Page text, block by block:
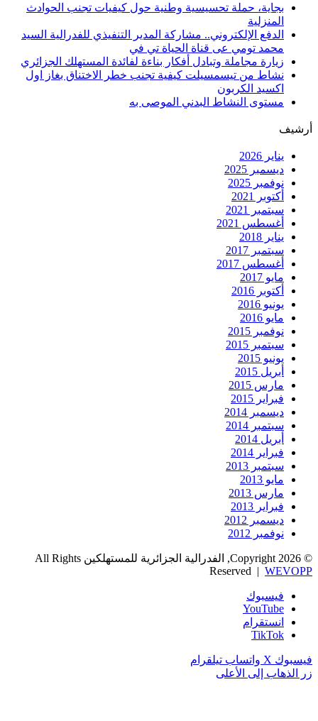
بجاية، حملة تحسيسية وطنية حول كيفيات تجنب الحوادث
المنزلية
الدفع الإلكتروني.. مشاركة المدير التنفيذي للفدرالية السيد
محمد تومي عى قناة الحياة تي في
زيارة مجاملة وتبادل أفكار بناءة لفائدة المستهلك الجزائري
نشاط من تيسمسيلت كيفية تجنب خطر الاختناق بغاز اول
اكسيد الكربون
مستوى النشاط البدني الموصى به
أرشيف
يناير 2026
ديسمبر 2025
نوفمبر 2025
أكتوبر 2021
سبتمبر 2021
أغسطس 2021
يناير 2018
سبتمبر 2017
أغسطس 2017
مايو 2017
أكتوبر 2016
يونيو 2016
مايو 2016
نوفمبر 2015
سبتمبر 2015
يونيو 2015
أبريل 2015
مارس 2015
فبراير 2015
ديسمبر 2014
سبتمبر 2014
أبريل 2014
فبراير 2014
سبتمبر 2013
مايو 2013
مارس 2013
فبراير 2013
ديسمبر 2012
نوفمبر 2012
© Copyright 2026, الفدرالية الجزائرية للمستهلكين All Rights
Reserved | WEVOPP
فيسبوك
‫YouTube
انستقرام
‫TikTok
فيسبوك ‫X واتساب تيلقرام
زر الذهاب إلى الأعلى